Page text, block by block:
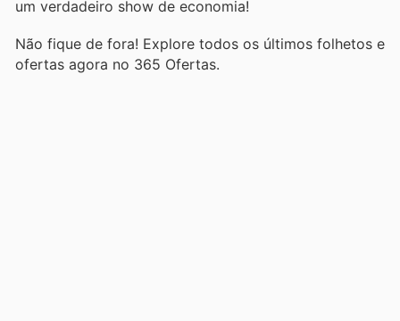
um verdadeiro show de economia!
Não fique de fora! Explore todos os últimos folhetos e
ofertas agora no 365 Ofertas.